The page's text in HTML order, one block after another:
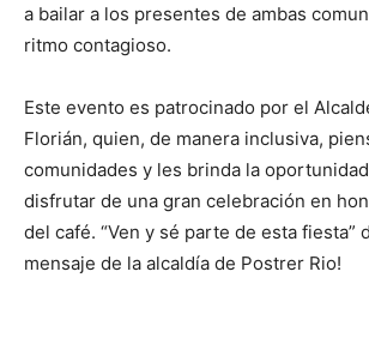
a bailar a los presentes de ambas
ritmo contagioso.
Este evento es patrocinado por el
Florián, quien, de manera inclusiva,
comunidades y les brinda la
disfrutar de una gran celebración en
del café. “Ven y sé parte de esta fiesta”
mensaje de la alcaldía de Postrer Rio!